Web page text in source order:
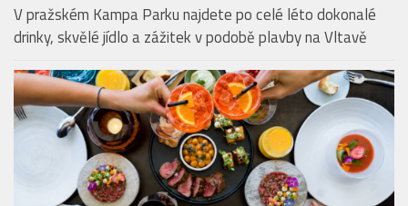
V pražském Kampa Parku najdete po celé léto dokonalé
drinky, skvělé jídlo a zážitek v podobě plavby na Vltavě